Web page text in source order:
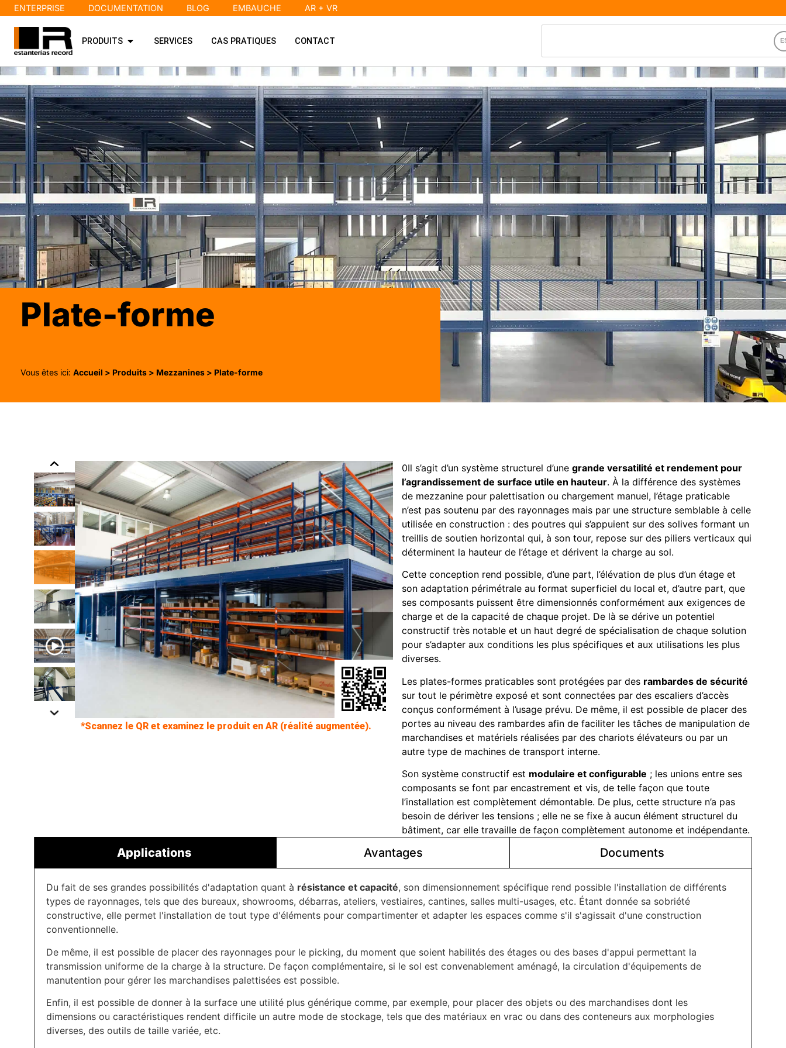
ENTERPRISE DOCUMENTATION BLOG EMBAUCHE AR + VR
PRODUITS SERVICES CAS PRATIQUES CONTACT
Plate-forme
Vous êtes ici: Accueil > Produits > Mezzanines > Plate-forme
*Scannez le QR et examinez le produit en AR (réalité augmentée).
0Il s’agit d’un système structurel d’une grande versatilité et rendement pour
l’agrandissement de surface utile en hauteur. À la différence des systèmes
de mezzanine pour palettisation ou chargement manuel, l’étage praticable
n’est pas soutenu par des rayonnages mais par une structure semblable à celle
utilisée en construction : des poutres qui s’appuient sur des solives formant un
treillis de soutien horizontal qui, à son tour, repose sur des piliers verticaux qui
déterminent la hauteur de l’étage et dérivent la charge au sol.
Cette conception rend possible, d’une part, l’élévation de plus d’un étage et
son adaptation périmétrale au format superficiel du local et, d’autre part, que
ses composants puissent être dimensionnés conformément aux exigences de
charge et de la capacité de chaque projet. De là se dérive un potentiel
constructif très notable et un haut degré de spécialisation de chaque solution
pour s’adapter aux conditions les plus spécifiques et aux utilisations les plus
diverses.
Les plates-formes praticables sont protégées par des rambardes de sécurité
sur tout le périmètre exposé et sont connectées par des escaliers d’accès
conçus conformément à l’usage prévu. De même, il est possible de placer des
portes au niveau des rambardes afin de faciliter les tâches de manipulation de
marchandises et matériels réalisées par des chariots élévateurs ou par un
autre type de machines de transport interne.
Son système constructif est modulaire et configurable ; les unions entre ses
composants se font par encastrement et vis, de telle façon que toute
l’installation est complètement démontable. De plus, cette structure n’a pas
besoin de dériver les tensions ; elle ne se fixe à aucun élément structurel du
bâtiment, car elle travaille de façon complètement autonome et indépendante.
Applications Avantages Documents
Du fait de ses grandes possibilités d'adaptation quant à résistance et capacité, son dimensionnement spécifique rend possible l'installation de différents
types de rayonnages, tels que des bureaux, showrooms, débarras, ateliers, vestiaires, cantines, salles multi-usages, etc. Étant donnée sa sobriété
constructive, elle permet l'installation de tout type d'éléments pour compartimenter et adapter les espaces comme s'il s'agissait d'une construction
conventionnelle.
De même, il est possible de placer des rayonnages pour le picking, du moment que soient habilités des étages ou des bases d'appui permettant la
transmission uniforme de la charge à la structure. De façon complémentaire, si le sol est convenablement aménagé, la circulation d'équipements de
manutention pour gérer les marchandises palettisées est possible.
Enfin, il est possible de donner à la surface une utilité plus générique comme, par exemple, pour placer des objets ou des marchandises dont les
dimensions ou caractéristiques rendent difficile un autre mode de stockage, tels que des matériaux en vrac ou dans des conteneurs aux morphologies
diverses, des outils de taille variée, etc.